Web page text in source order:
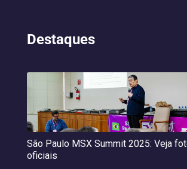
Destaques
São Paulo MSX Summit 2025: Veja
oficiais